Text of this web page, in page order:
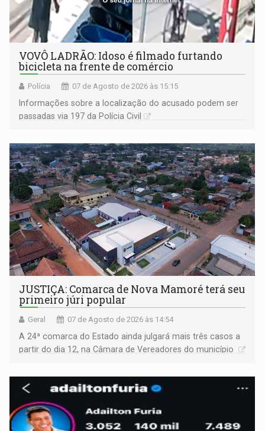
VOVÔ LADRÃO: Idoso é filmado furtando
bicicleta na frente de comércio
Polícia 07 de Agosto de 2026 às 15:15
Informações sobre a localização do acusado podem ser
passadas via 197 da Polícia Civil
JUSTIÇA: Comarca de Nova Mamoré terá seu
primeiro júri popular
Geral 07 de Agosto de 2026 às 14:54
A 24ª comarca do Estado ainda julgará mais três casos a
partir do dia 12, na Câmara de Vereadores do município